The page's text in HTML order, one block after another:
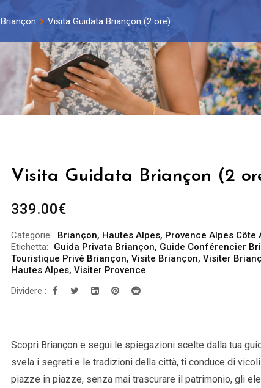
Briançon Visita Guidata Briançon (2 ore)
Visita Guidata Briançon (2
339.00€
Categorie: Briançon, Hautes Alpes, Provence Alpes Côte
Etichetta:
Guida Privata Briançon, Guide Conférencier
Touristique Privé Briançon, Visite Briançon, Visiter
Hautes Alpes, Visiter Provence
Dividere :
Scopri Briançon e segui le spiegazioni scelte dalla tua
svela i segreti e le tradizioni della città, ti conduce di
piazze in piazze, senza mai trascurare il patrimonio, gli